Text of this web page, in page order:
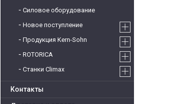
Силовое оборудование
Новое поступление
Продукция Kern-Sohn
ROTORICA
Станки Climax
Контакты